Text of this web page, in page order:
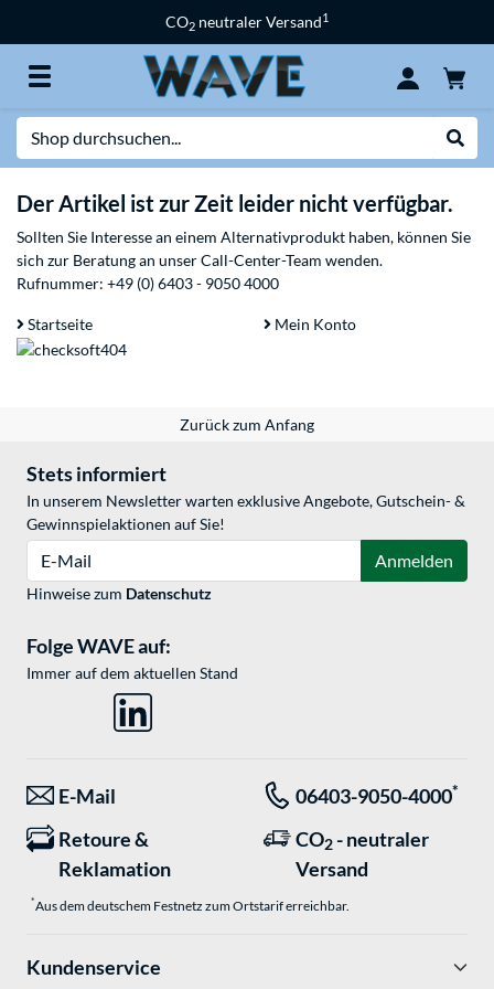
CO2 neutraler Versand1
Der Artikel ist zur Zeit leider nicht verfügbar.
Sollten Sie Interesse an einem Alternativprodukt haben, können Sie
sich zur Beratung an unser Call-Center-Team wenden.
Rufnummer: +49 (0) 6403 - 9050 4000
Startseite Mein Konto
Zurück zum Anfang
Stets informiert
In unserem Newsletter warten exklusive Angebote, Gutschein- &
Gewinnspielaktionen auf Sie!
Anmelden
Hinweise zum Datenschutz
Folge WAVE auf:
Immer auf dem aktuellen Stand
E-Mail 06403-9050-4000*
Retoure &
Reklamation
CO2 - neutraler
Versand
*Aus dem deutschem Festnetz zum Ortstarif erreichbar.
Kundenservice